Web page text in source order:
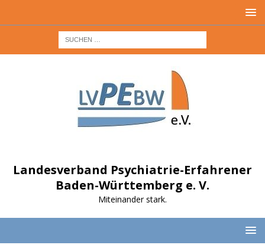
Landesverband Psychiatrie-Erfahrener
Baden-Württemberg e. V.
Miteinander stark.